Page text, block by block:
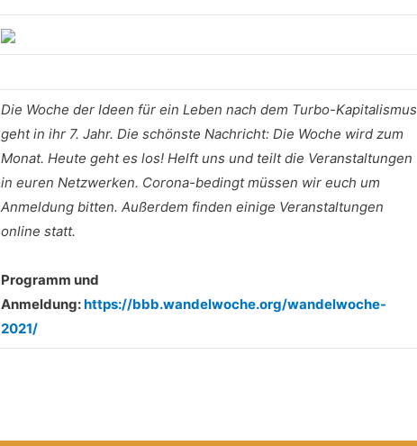
Die Woche der Ideen für ein Leben nach dem Turbo-Kapitalismus
geht in ihr 7. Jahr. Die schönste Nachricht: Die Woche wird zum
Monat. Heute geht es los! Helft uns und teilt die Veranstaltungen
in euren Netzwerken. Corona-bedingt müssen wir euch um
Anmeldung bitten. Außerdem finden einige Veranstaltungen
online statt.
Programm und
Anmeldung:https://bbb.wandelwoche.org/wandelwoche-
2021/